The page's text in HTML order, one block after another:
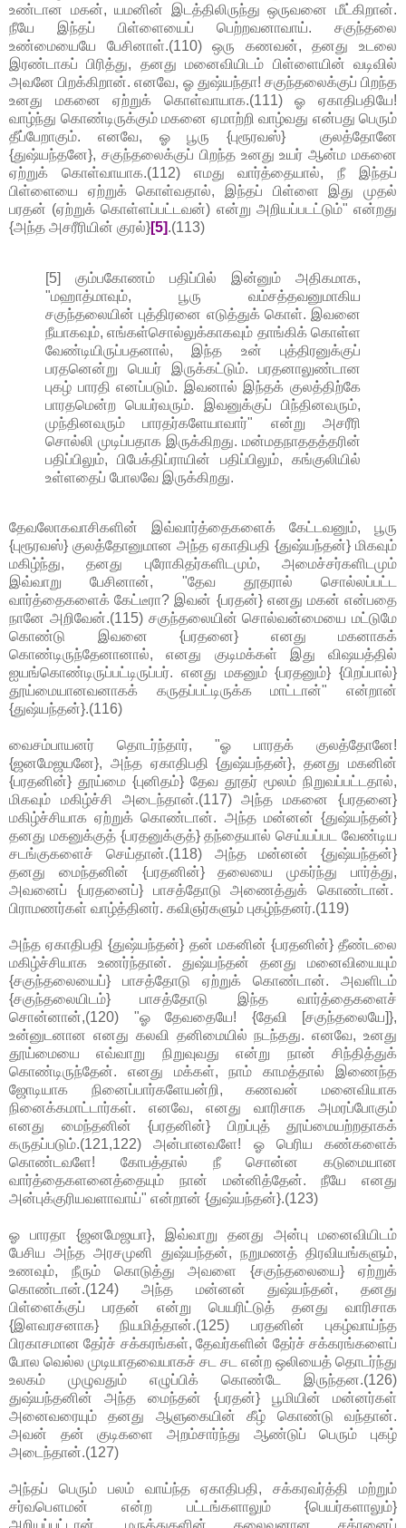
உண்டான மகன், யமனின் இடத்திலிருந்து ஒருவனை மீட்கிறான்.
நீயே இந்தப் பிள்ளையைப் பெற்றவனாவாய். சகுந்தலை
உண்மையையே பேசினாள்.(110) ஒரு கணவன், தனது உடலை
இரண்டாகப் பிரித்து, தனது மனைவியிடம் பிள்ளையின் வடிவில்
அவனே பிறக்கிறான். எனவே, ஓ துஷ்யந்தா! சகுந்தலைக்குப் பிறந்த
உனது மகனை ஏற்றுக் கொள்வாயாக.(111) ஓ ஏகாதிபதியே!
வாழ்ந்து கொண்டிருக்கும் மகனை ஏமாற்றி வாழ்வது என்பது பெரும்
தீப்பேறாகும். எனவே, ஓ பூரு {புரூரவஸ்} குலத்தோனே
{துஷ்யந்தனே}, சகுந்தலைக்குப் பிறந்த உனது உயர் ஆன்ம மகனை
ஏற்றுக் கொள்வாயாக.(112) எமது வார்த்தையால், நீ இந்தப்
பிள்ளையை ஏற்றுக் கொள்வதால், இந்தப் பிள்ளை இது முதல்
பரதன் (ஏற்றுக் கொள்ளப்பட்டவன்) என்று அறியப்படட்டும்" என்றது
{அந்த அசரீரியின் குரல்}[5].(113)
[5] கும்பகோணம் பதிப்பில் இன்னும் அதிகமாக,
"மஹாத்மாவும், பூரு வம்சத்தவனுமாகிய
சகுந்தலையின் புத்திரனை எடுத்துக் கொள். இவனை
நீயாகவும், எங்கள்சொல்லுக்காகவும் தாங்கிக் கொள்ள
வேண்டியிருப்பதனால், இந்த உன் புத்திரனுக்குப்
பரதனென்று பெயர் இருக்கட்டும். பரதனாலுண்டான
புகழ் பாரதி எனப்படும். இவனால் இந்தக் குலத்திற்கே
பாரதமென்ற பெயர்வரும். இவனுக்குப் பிந்தினவரும்,
முந்தினவரும் பாரதர்களேயாவார்" என்று அசரீரி
சொல்லி முடிப்பதாக இருக்கிறது. மன்மதநாததத்தரின்
பதிப்பிலும், பிபேக்திப்ராயின் பதிப்பிலும், கங்குலியில்
உள்ளதைப் போலவே இருக்கிறது.
தேவலோகவாசிகளின் இவ்வார்த்தைகளைக் கேட்டவனும், பூரு
{புரூரவஸ்} குலத்தோனுமான அந்த ஏகாதிபதி {துஷ்யந்தன்} மிகவும்
மகிழ்ந்து, தனது புரோகிதர்களிடமும், அமைச்சர்களிடமும்
இவ்வாறு பேசினான், "தேவ தூதரால் சொல்லப்பட்ட
வார்த்தைகளைக் கேட்டீரா? இவன் {பரதன்} எனது மகன் என்பதை
நானே அறிவேன்.(115) சகுந்தலையின் சொல்வன்மையை மட்டுமே
கொண்டு இவனை {பரதனை} எனது மகனாகக்
கொண்டிருந்தேனானால், எனது குடிமக்கள் இது விஷயத்தில்
ஐயங்கொண்டிருப்பட்டிருப்பர். எனது மகனும் {பரதனும்} {பிறப்பால்}
தூய்மையானவனாகக் கருதப்பட்டிருக்க மாட்டான்" என்றான்
{துஷ்யந்தன்}.(116)
வைசம்பாயனர் தொடர்ந்தார், "ஓ பாரதக் குலத்தோனே!
{ஜனமேஜயனே}, அந்த ஏகாதிபதி {துஷ்யந்தன்}, தனது மகனின்
{பரதனின்} தூய்மை {புனிதம்} தேவ தூதர் மூலம் நிறுவப்பட்டதால்,
மிகவும் மகிழ்ச்சி அடைந்தான்.(117) அந்த மகனை {பரதனை}
மகிழ்ச்சியாக ஏற்றுக் கொண்டான். அந்த மன்னன் {துஷ்யந்தன்}
தனது மகனுக்குத் {பரதனுக்குத்} தந்தையால் செய்யப்பட வேண்டிய
சடங்குகளைச் செய்தான்.(118) அந்த மன்னன் {துஷ்யந்தன்}
தனது மைந்தனின் {பரதனின்} தலையை முகர்ந்து பார்த்து,
அவனைப் {பரதனைப்} பாசத்தோடு அணைத்துக் கொண்டான்.
பிராமணர்கள் வாழ்த்தினர். கவிஞர்களும் புகழ்ந்தனர்.(119)
அந்த ஏகாதிபதி {துஷ்யந்தன்} தன் மகனின் {பரதனின்} தீண்டலை
மகிழ்ச்சியாக உணர்ந்தான். துஷ்யந்தன் தனது மனைவியையும்
{சகுந்தலையைப்} பாசத்தோடு ஏற்றுக் கொண்டான். அவளிடம்
{சகுந்தலையிடம்} பாசத்தோடு இந்த வார்த்தைகளைச்
சொன்னான்,(120) "ஓ தேவதையே! {தேவி [சகுந்தலையே]},
உன்னுடனான எனது கலவி தனிமையில் நடந்தது. எனவே, உனது
தூய்மையை எவ்வாறு நிறுவுவது என்று நான் சிந்தித்துக்
கொண்டிருந்தேன். எனது மக்கள், நாம் காமத்தால் இணைந்த
ஜோடியாக நினைப்பார்களேயன்றி, கணவன் மனைவியாக
நினைக்கமாட்டார்கள். எனவே, எனது வாரிசாக அமரப்போகும்
எனது மைந்தனின் {பரதனின்} பிறப்புத் தூய்மையற்றதாகக்
கருதப்படும்.(121,122) அன்பானவளே! ஓ பெரிய கண்களைக்
கொண்டவளே! கோபத்தால் நீ சொன்ன கடுமையான
வார்த்தைகளனைத்தையும் நான் மன்னித்தேன். நீயே எனது
அன்புக்குரியவளாவாய்" என்றான் {துஷ்யந்தன்}.(123)
ஓ பாரதா {ஜனமேஜயா}, இவ்வாறு தனது அன்பு மனைவியிடம்
பேசிய அந்த அரசமுனி துஷ்யந்தன், நறுமணத் திரவியங்களும்,
உணவும், நீரும் கொடுத்து அவளை {சகுந்தலையை} ஏற்றுக்
கொண்டான்.(124) அந்த மன்னன் துஷ்யந்தன், தனது
பிள்ளைக்குப் பரதன் என்று பெயரிட்டுத் தனது வாரிசாக
{இளவரசனாக} நியமித்தான்.(125) பரதனின் புகழ்வாய்ந்த
பிரகாசமான தேர்ச் சக்கரங்கள், தேவர்களின் தேர்ச் சக்கரங்களைப்
போல வெல்ல முடியாதவையாகச் சட சட என்ற ஒலியைத் தொடர்ந்து
உலகம் முழுவதும் எழுப்பிக் கொண்டே இருந்தன.(126)
துஷ்யந்தனின் அந்த மைந்தன் {பரதன்} பூமியின் மன்னர்கள்
அனைவரையும் தனது ஆளுகையின் கீழ் கொண்டு வந்தான்.
அவன் தன் குடிகளை அறம்சார்ந்து ஆண்டுப் பெரும் புகழ்
அடைந்தான்.(127)
அந்தப் பெரும் பலம் வாய்ந்த ஏகாதிபதி, சக்கரவர்த்தி மற்றும்
சர்வபௌமன் என்ற பட்டங்களாலும் {பெயர்களாலும்}